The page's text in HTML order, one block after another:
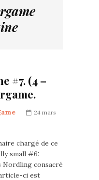
#7. (4 –
24 mars
chargé de ce
small #6:
Nordling consacré
ci est